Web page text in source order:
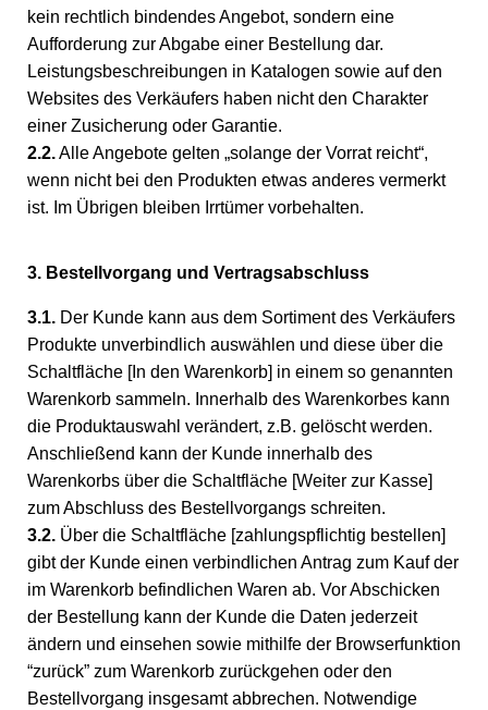
kein rechtlich bindendes Angebot, sondern eine
Aufforderung zur Abgabe einer Bestellung dar.
Leistungsbeschreibungen in Katalogen sowie auf den
Websites des Verkäufers haben nicht den Charakter
einer Zusicherung oder Garantie.
2.2.Alle Angebote gelten „solange der Vorrat reicht“,
wenn nicht bei den Produkten etwas anderes vermerkt
ist. Im Übrigen bleiben Irrtümer vorbehalten.
3. Bestellvorgang und Vertragsabschluss
3.1. Der Kunde kann aus dem Sortiment des Verkäufers
Produkte unverbindlich auswählen und diese über die
Schaltfläche [In den Warenkorb] in einem so genannten
Warenkorb sammeln. Innerhalb des Warenkorbes kann
die Produktauswahl verändert, z.B. gelöscht werden.
Anschließend kann der Kunde innerhalb des
Warenkorbs über die Schaltfläche [Weiter zur Kasse]
zum Abschluss des Bestellvorgangs schreiten.
3.2. Über die Schaltfläche [zahlungspflichtig bestellen]
gibt der Kunde einen verbindlichen Antrag zum Kauf der
im Warenkorb befindlichen Waren ab. Vor Abschicken
der Bestellung kann der Kunde die Daten jederzeit
ändern und einsehen sowie mithilfe der Browserfunktion
“zurück” zum Warenkorb zurückgehen oder den
Bestellvorgang insgesamt abbrechen. Notwendige